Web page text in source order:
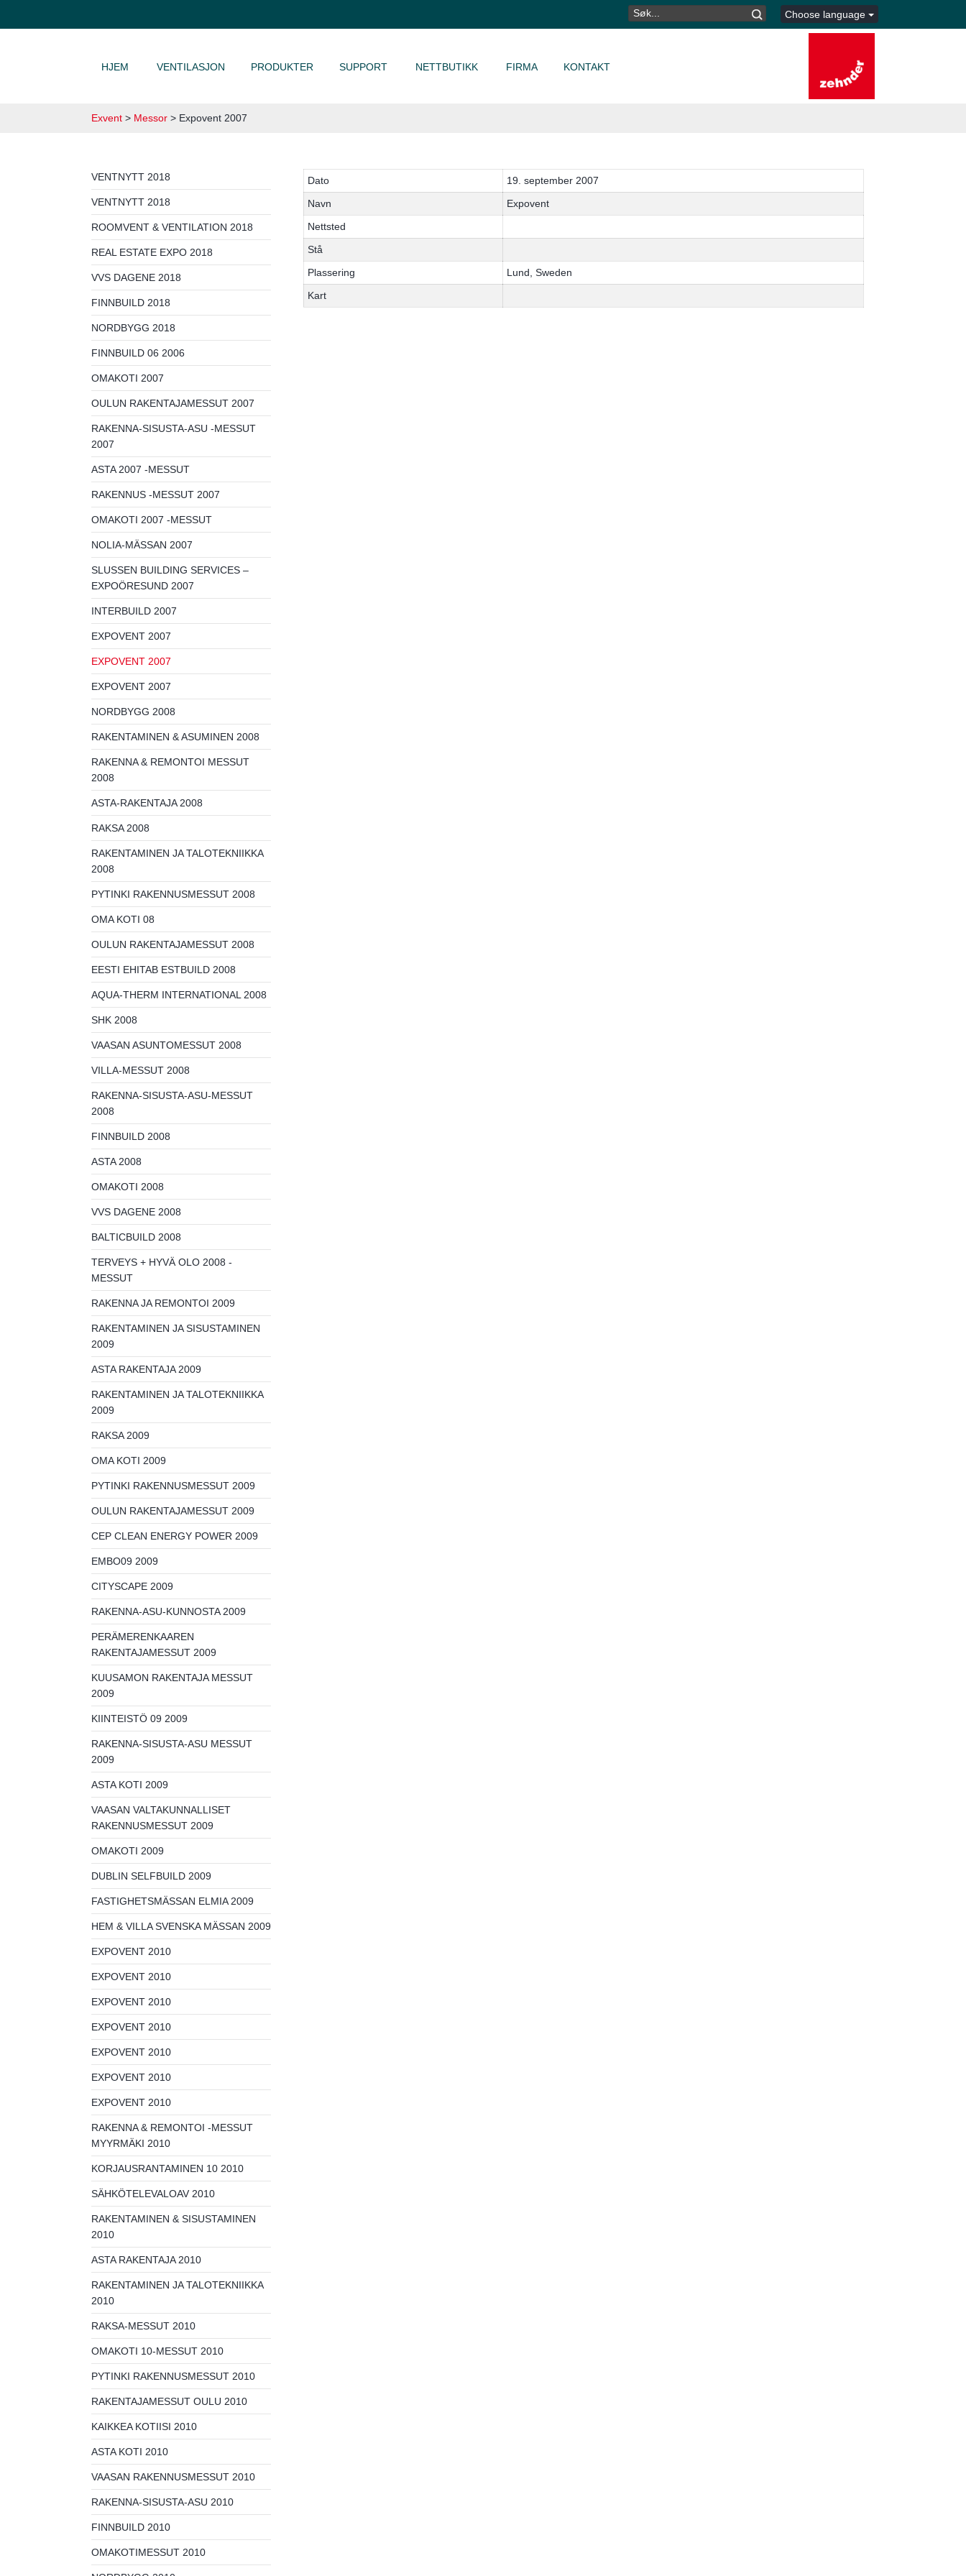
SØK
ETTER:
Choose language
HJEM VENTILASJON PRODUKTER SUPPORT NETTBUTIKK FIRMA KONTAKT
Exvent > Messor > Expovent 2007
VENTNYTT 2018
VENTNYTT 2018
ROOMVENT & VENTILATION 2018
REAL ESTATE EXPO 2018
VVS DAGENE 2018
FINNBUILD 2018
NORDBYGG 2018
FINNBUILD 06 2006
OMAKOTI 2007
OULUN RAKENTAJAMESSUT 2007
RAKENNA-SISUSTA-ASU -MESSUT
2007
ASTA 2007 -MESSUT
RAKENNUS -MESSUT 2007
OMAKOTI 2007 -MESSUT
NOLIA-MÄSSAN 2007
SLUSSEN BUILDING SERVICES –
EXPOÖRESUND 2007
INTERBUILD 2007
EXPOVENT 2007
EXPOVENT 2007
EXPOVENT 2007
NORDBYGG 2008
RAKENTAMINEN & ASUMINEN 2008
RAKENNA & REMONTOI MESSUT
2008
ASTA-RAKENTAJA 2008
RAKSA 2008
RAKENTAMINEN JA TALOTEKNIIKKA
2008
PYTINKI RAKENNUSMESSUT 2008
OMA KOTI 08
OULUN RAKENTAJAMESSUT 2008
EESTI EHITAB ESTBUILD 2008
AQUA-THERM INTERNATIONAL 2008
SHK 2008
VAASAN ASUNTOMESSUT 2008
VILLA-MESSUT 2008
RAKENNA-SISUSTA-ASU-MESSUT
2008
FINNBUILD 2008
ASTA 2008
OMAKOTI 2008
VVS DAGENE 2008
BALTICBUILD 2008
TERVEYS + HYVÄ OLO 2008 -
MESSUT
RAKENNA JA REMONTOI 2009
RAKENTAMINEN JA SISUSTAMINEN
2009
ASTA RAKENTAJA 2009
RAKENTAMINEN JA TALOTEKNIIKKA
2009
RAKSA 2009
OMA KOTI 2009
PYTINKI RAKENNUSMESSUT 2009
OULUN RAKENTAJAMESSUT 2009
CEP CLEAN ENERGY POWER 2009
EMBO09 2009
CITYSCAPE 2009
RAKENNA-ASU-KUNNOSTA 2009
PERÄMERENKAAREN
RAKENTAJAMESSUT 2009
KUUSAMON RAKENTAJA MESSUT
2009
KIINTEISTÖ 09 2009
RAKENNA-SISUSTA-ASU MESSUT
2009
ASTA KOTI 2009
VAASAN VALTAKUNNALLISET
RAKENNUSMESSUT 2009
OMAKOTI 2009
DUBLIN SELFBUILD 2009
FASTIGHETSMÄSSAN ELMIA 2009
HEM & VILLA SVENSKA MÄSSAN 2009
EXPOVENT 2010
EXPOVENT 2010
EXPOVENT 2010
EXPOVENT 2010
EXPOVENT 2010
EXPOVENT 2010
EXPOVENT 2010
RAKENNA & REMONTOI -MESSUT
MYYRMÄKI 2010
KORJAUSRANTAMINEN 10 2010
SÄHKÖTELEVALOAV 2010
RAKENTAMINEN & SISUSTAMINEN
2010
ASTA RAKENTAJA 2010
RAKENTAMINEN JA TALOTEKNIIKKA
2010
RAKSA-MESSUT 2010
OMAKOTI 10-MESSUT 2010
PYTINKI RAKENNUSMESSUT 2010
RAKENTAJAMESSUT OULU 2010
KAIKKEA KOTIISI 2010
ASTA KOTI 2010
VAASAN RAKENNUSMESSUT 2010
RAKENNA-SISUSTA-ASU 2010
FINNBUILD 2010
OMAKOTIMESSUT 2010
Dato
19. september 2007
Navn
Expovent
Nettsted
Stå
Plassering
Lund, Sweden
Kart